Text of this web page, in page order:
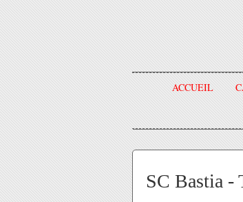
ACCUEIL
SC Bastia -